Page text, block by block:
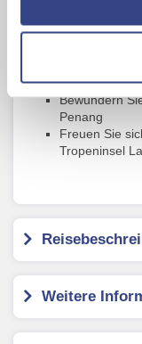
Datenschutzseite
Mit Klick auf "Alles
Verwendung der
Webseiten zu.
Entdecken
Dschungel
Besuchen
Cameron
Bewundern
Penang
Freuen Sie
Tropeninsel
Weitere